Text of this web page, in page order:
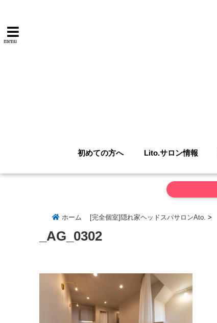
menu
初めての方へ Lito.サロン情報
ホーム [完全個室]隠れ家ヘッドスパサロンAto. >
_AG_0302